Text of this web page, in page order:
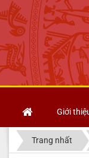
Giới
Trang nhất